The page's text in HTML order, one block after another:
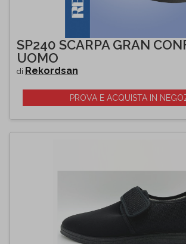
SP240 SCARPA GRAN
UOMO
di Rekordsan
PROVA E ACQUISTA IN